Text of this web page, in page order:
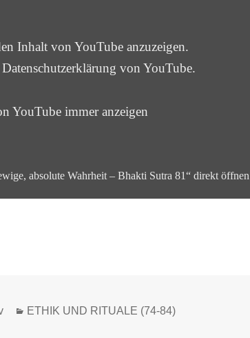
Inhalt von YouTube anzuzeigen.
Datenschutzerklärung von YouTube.
YouTube immer anzeigen
absolute Wahrheit – Bhakti Sutra 81“ direkt öffnen
Kategorien
ETHIK UND RITUALE (74-84)